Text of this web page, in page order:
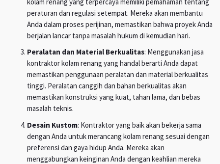
peraturan dan regulasi setempat. Mereka akan membantu
Anda dalam proses perijinan, memastikan bahwa proyek Anda
berjalan lancar tanpa masalah hukum di kemudian hari.
Peralatan dan Material Berkualitas: Menggunakan jasa
kontraktor kolam renang yang handal berarti Anda dapat
memastikan penggunaan peralatan dan material berkualitas
tinggi. Peralatan canggih dan bahan berkualitas akan
memastikan konstruksi yang kuat, tahan lama, dan bebas
masalah teknis.
Desain Kustom: Kontraktor yang baik akan bekerja sama
dengan Anda untuk merancang kolam renang sesuai dengan
preferensi dan gaya hidup Anda. Mereka akan
menggabungkan keinginan Anda dengan keahlian mereka